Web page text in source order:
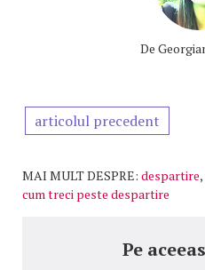
De
articolul precedent
MAI MULT DESPRE: despartire,
cum treci peste despartire
Pe